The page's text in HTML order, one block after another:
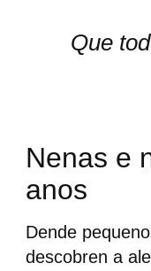
Que
Nenas e
anos
Dende
descobren a